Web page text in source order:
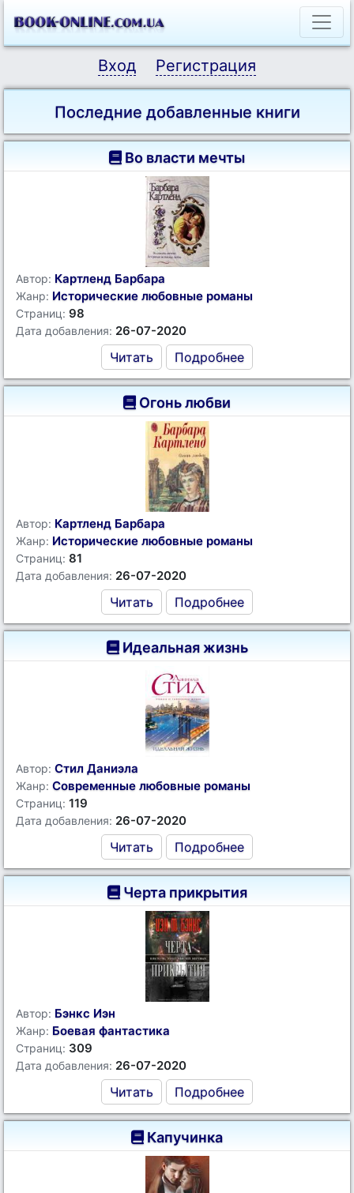
Вход Регистрация
Последние добавленные книги
Во власти мечты
Автор: Картленд Барбара
Жанр: Исторические любовные романы
Страниц: 98
Дата добавления: 26-07-2020
Читать Подробнее
Огонь любви
Автор: Картленд Барбара
Жанр: Исторические любовные романы
Страниц: 81
Дата добавления: 26-07-2020
Читать Подробнее
Идеальная жизнь
Автор: Стил Даниэла
Жанр: Современные любовные романы
Страниц: 119
Дата добавления: 26-07-2020
Читать Подробнее
Черта прикрытия
Автор: Бэнкс Иэн
Жанр: Боевая фантастика
Страниц: 309
Дата добавления: 26-07-2020
Читать Подробнее
Капучинка